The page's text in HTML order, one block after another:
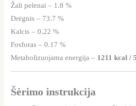
Žali pelenai – 1.8 %
Drėgnis – 73.7 %
Kalcis – 0.22 %
Fosforas – 0.17 %
Metabolizuojama energija – 1211 kcal /
Šėrimo instrukcija